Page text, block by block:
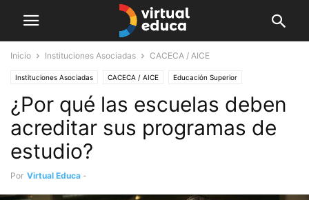
Inicio Instituciones Asociadas CACECA / AICE
Instituciones Asociadas CACECA / AICE Educación Superior
Universidad 2030
¿Por qué las escuelas deben
acreditar sus programas de
estudio?
Por Virtual Educa -